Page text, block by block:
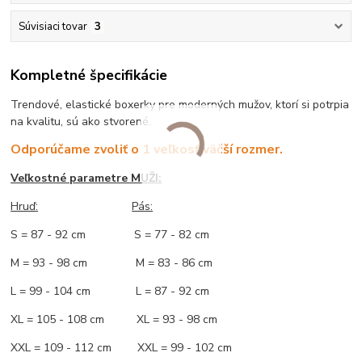
Súvisiaci tovar 3
Kompletné špecifikácie
Trendové, elastické boxerky pre moderných mužov, ktorí si potrpia
na kvalitu, sú ako stvorené.
Odporúčame zvoliť o 1 veľkosť väčší rozmer.
Veľkostné parametre MUŽI:
Hruď:
Pás:
S = 87 - 92 cm S = 77 - 82 cm
M = 93 - 98 cm M = 83 - 86 cm
L = 99 - 104 cm L = 87 - 92 cm
XL = 105 - 108 cm XL = 93 - 98 cm
XXL = 109 - 112 cm XXL = 99 - 102 cm